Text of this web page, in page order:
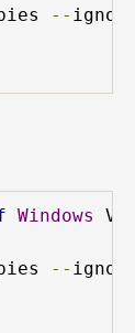
--
Windows
--